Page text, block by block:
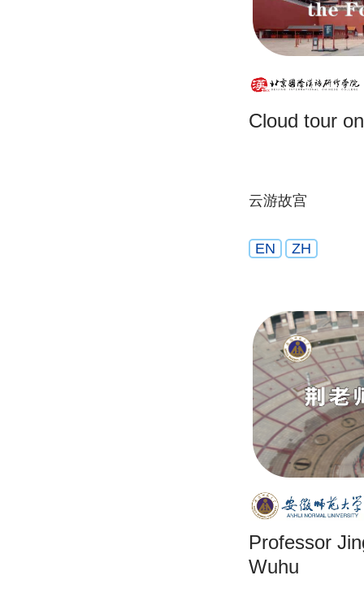
Cloud tour
云游故宫
EN ZH
Professor
Wuhu